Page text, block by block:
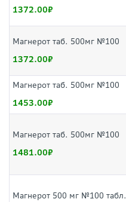
1372.00
Магнерот таб. 500мг №100
1372.00
Магнерот таб. 500мг №100
1453.00
Магнерот таб. 500мг №100
1481.00
Магнерот 500 мг №100 табл.